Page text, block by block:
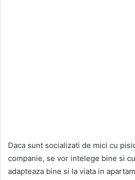
Daca sunt socializati de mici cu
companie, se vor intelege bine si
adapteaza bine si la viata in